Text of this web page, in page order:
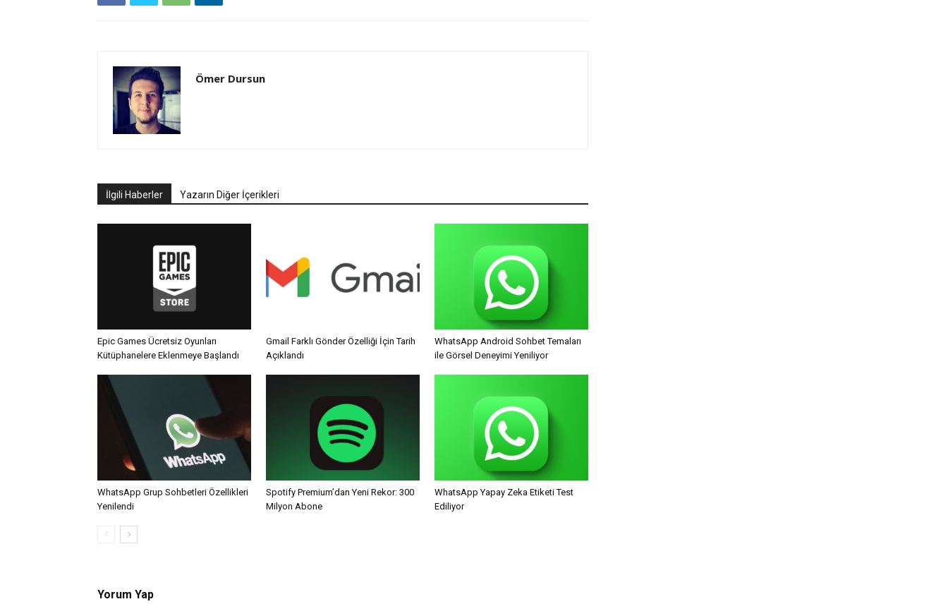
Ömer Dursun
İlgili Haberler Yazarın Diğer İçerikleri
Epic Games Ücretsiz Oyunları
Kütüphanelere Eklenmeye Başlandı
Gmail Farklı Gönder Özelliği İçin Tarih
Açıklandı
WhatsApp Android Sohbet Temaları
ile Görsel Deneyimi Yeniliyor
WhatsApp Grup Sohbetleri Özellikleri
Yenilendi
Spotify Premium’dan Yeni Rekor: 300
Milyon Abone
WhatsApp Yapay Zeka Etiketi Test
Ediliyor
Yorum Yap